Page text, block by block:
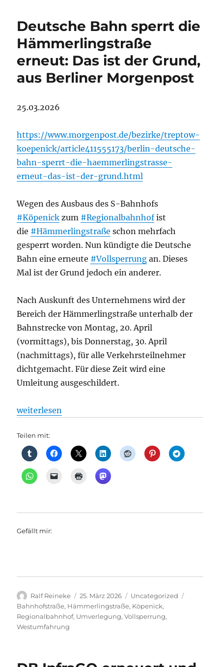
Deutsche Bahn sperrt die
Hämmerlingstraße
erneut: Das ist der Grund,
aus Berliner Morgenpost
25.03.2026
https://www.morgenpost.de/bezirke/treptow-
koepenick/article411555173/berlin-deutsche-
bahn-sperrt-die-haemmerlingstrasse-
erneut-das-ist-der-grund.html
Wegen des Ausbaus des S-Bahnhofs
#Köpenick zum #Regionalbahnhofist
die #Hämmerlingstraße schon mehrfach
gesperrt worden. Nun kündigte die Deutsche
Bahn eine erneute #Vollsperrung an. Dieses
Mal ist der Grund jedoch ein anderer.
Nach Auskunft des Unternehmens wird der
Bereich der Hämmerlingstraße unterhalb der
Bahnstrecke von Montag, 20. April
(vormittags), bis Donnerstag, 30. April
(nachmittags), für alle Verkehrsteilnehmer
dichtgemacht. Für diese Zeit wird eine
Umleitung ausgeschildert.
„Deutsche Bahn sperrt die Hämmerlingstraße
weiterlesen
Teilen mit:
Gefällt mir:
Autor
Ralf Reineke
Veröffentlicht
am
25. März 2026 Kategorien
Uncategorized
Bahnhofstraße, Hämmerlingstraße, Köpenick,
Regionalbahnhof, Umverlegung,Vollsperrung,
Westumfahrung